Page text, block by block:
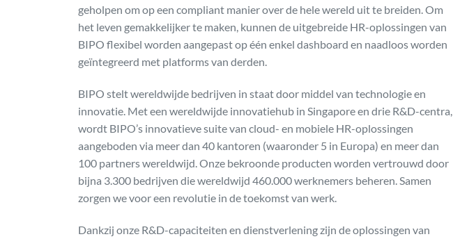
geholpen om op een compliant manier over de hele wereld uit te breiden. Om
het leven gemakkelijker te maken, kunnen de uitgebreide HR-oplossingen van
BIPO flexibel worden aangepast op één enkel dashboard en naadloos worden
geïntegreerd met platforms van derden.
BIPO stelt wereldwijde bedrijven in staat door middel van technologie en
innovatie. Met een wereldwijde innovatiehub in Singapore en drie R&D-centra,
wordt BIPO’s innovatieve suite van cloud- en mobiele HR-oplossingen
aangeboden via meer dan 40 kantoren (waaronder 5 in Europa) en meer dan
100 partners wereldwijd. Onze bekroonde producten worden vertrouwd door
bijna 3.300 bedrijven die wereldwijd 460.000 werknemers beheren. Samen
zorgen we voor een revolutie in de toekomst van werk.
Dankzij onze R&D-capaciteiten en dienstverlening zijn de oplossingen van